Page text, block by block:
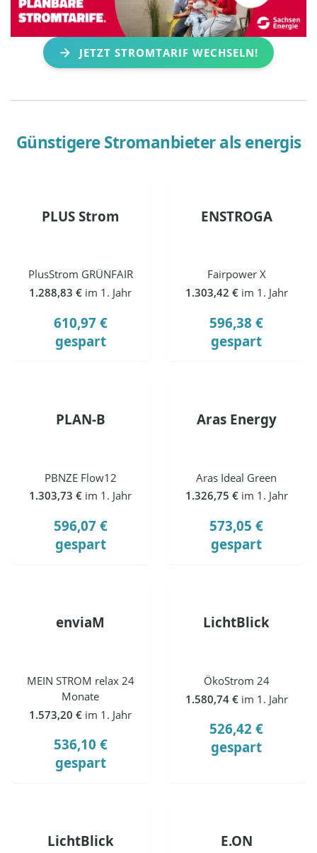
JETZT STROMTARIF WECHSELN!
Günstigere Stromanbieter alsenergis
PLUS Strom
PlusStrom GRÜNFAIR
1.288,83 € im 1. Jahr
610,97 €
gespart
ENSTROGA
Fairpower X
1.303,42 € im 1. Jahr
596,38 €
gespart
PLAN-B
PBNZE Flow12
1.303,73 € im 1. Jahr
596,07 €
gespart
Aras Energy
Aras Ideal Green
1.326,75 € im 1. Jahr
573,05 €
gespart
enviaM
MEIN STROM relax 24
Monate
1.573,20 € im 1. Jahr
536,10 €
gespart
LichtBlick
ÖkoStrom 24
1.580,74 € im 1. Jahr
526,42 €
gespart
LichtBlick E.ON